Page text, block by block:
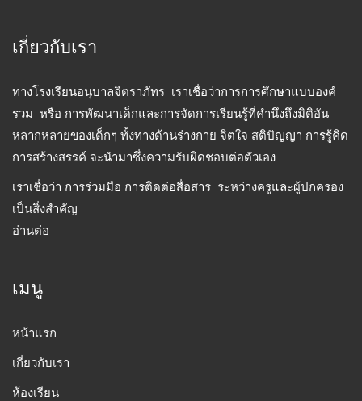
เกี่ยวกับเรา
ทางโรงเรียนอนุบาลจิตราภัทร เราเชื่อว่าการการศึกษาแบบองค์
รวม หรือ การพัฒนาเด็กและการจัดการเรียนรู้ที่คำนึงถึงมิติอัน
หลากหลายของเด็กๆ ทั้งทางด้านร่างกาย จิตใจ สติปัญญา การรู้คิด
การสร้างสรรค์ จะนำมาซึ่งความรับผิดชอบต่อตัวเอง
เราเชื่อว่า การร่วมมือ การติดต่อสื่อสาร ระหว่างครูและผู้ปกครอง
เป็นสิ่งสำคัญ
อ่านต่อ
เมนู
หน้าแรก
เกี่ยวกับเรา
ห้องเรียน